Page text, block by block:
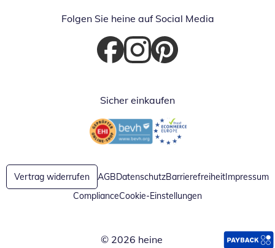
Folgen Sie heine auf Social Media
Öffnet in neuem Fenster
Öffnet in neuem Fenster
Öffnet in neuem Fenster
Sicher einkaufen
Öffnet in neuem FensterÖffnet in neuem Fenster
Vertrag widerrufen AGBDatenschutzBarrierefreiheit Impressum
ComplianceCookie-Einstellungen
© 2026 heine